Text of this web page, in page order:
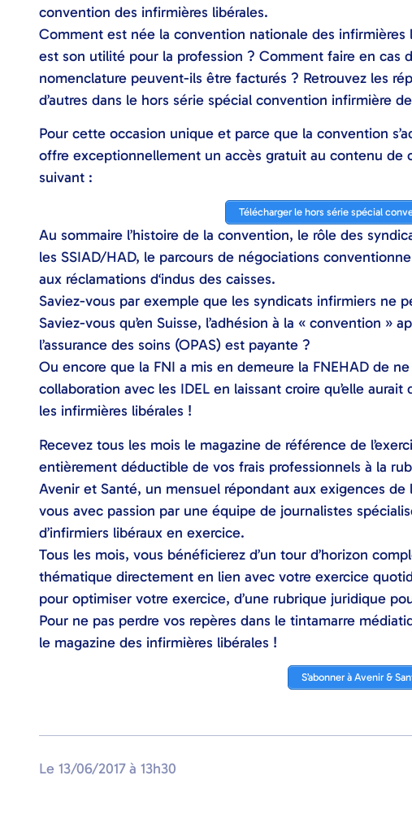
convention des infirmières libérales.
Comment est née la convention nationale des
est son utilité pour la profession ? Comment faire en cas
nomenclature peuvent-ils être facturés ? Retrouvez les
d’autres dans le hors série spécial convention infirmière
Pour cette occasion unique et parce que la convention
offre exceptionnellement un accès gratuit au contenu de
suivant :
Télécharger le hors série spécial
Au sommaire l’histoire de la convention, le rôle des
les SSIAD/HAD, le parcours de négociations
aux réclamations d‘indus des caisses.
Saviez-vous par exemple que les syndicats infirmiers ne
Saviez-vous qu’en Suisse, l’adhésion à la « convention »
l’assurance des soins (OPAS) est payante ?
Ou encore que la FNI a mis en demeure la FNEHAD de
collaboration avec les IDEL en laissant croire qu’elle
les infirmières libérales !
Recevez tous les mois le magazine de référence de
entièrement déductible de vos frais professionnels à la
Avenir et Santé, un mensuel répondant aux exigences
vous avec passion par une équipe de journalistes
d’infirmiers libéraux en exercice.
Tous les mois, vous bénéficierez d’un tour d’horizon
thématique directement en lien avec votre exercice
pour optimiser votre exercice, d’une rubrique juridique
Pour ne pas perdre vos repères dans le tintamarre
le magazine des infirmières libérales !
S’abonner à Avenir &
Le 13/06/2017à 13h30